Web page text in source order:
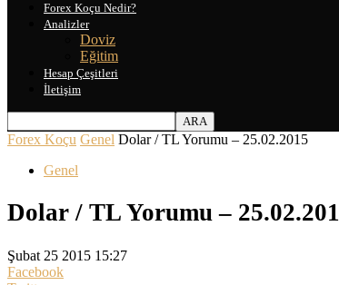
Forex Koçu Nedir?
Analizler
Doviz
Eğitim
Hesap Çeşitleri
İletişim
Forex Koçu Genel Dolar / TL Yorumu – 25.02.2015
Genel
Dolar / TL Yorumu –
Şubat 25 2015 15:27
Facebook